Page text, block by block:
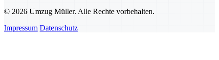
© 2026 Umzug Müller. Alle Rechte vorbehalten.
Impressum Datenschutz